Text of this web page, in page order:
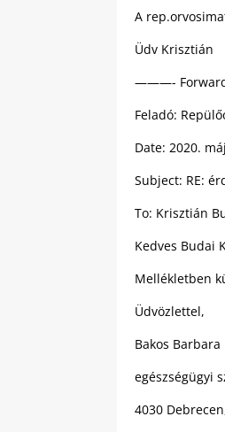
A
Üdv Krisztián
———-
Feladó:
Date: 2020.
Subject: RE:
To: Krisztián
Kedves Budai
Mellékletben
Üdvözlettel,
Bakos Barbara
egészségügyi
4030